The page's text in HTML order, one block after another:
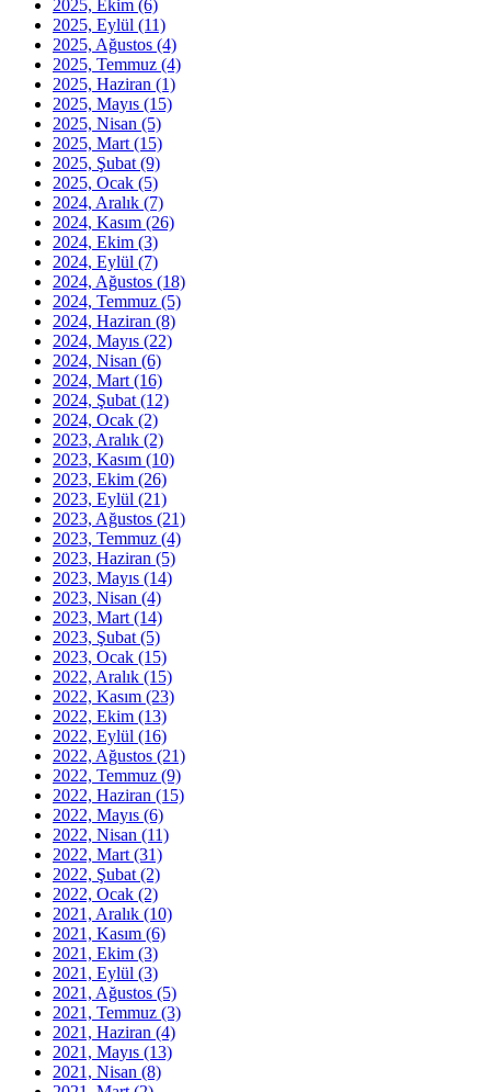
2025, Ekim (6)
2025, Eylül (11)
2025, Ağustos (4)
2025, Temmuz (4)
2025, Haziran (1)
2025, Mayıs (15)
2025, Nisan (5)
2025, Mart (15)
2025, Şubat (9)
2025, Ocak (5)
2024, Aralık (7)
2024, Kasım (26)
2024, Ekim (3)
2024, Eylül (7)
2024, Ağustos (18)
2024, Temmuz (5)
2024, Haziran (8)
2024, Mayıs (22)
2024, Nisan (6)
2024, Mart (16)
2024, Şubat (12)
2024, Ocak (2)
2023, Aralık (2)
2023, Kasım (10)
2023, Ekim (26)
2023, Eylül (21)
2023, Ağustos (21)
2023, Temmuz (4)
2023, Haziran (5)
2023, Mayıs (14)
2023, Nisan (4)
2023, Mart (14)
2023, Şubat (5)
2023, Ocak (15)
2022, Aralık (15)
2022, Kasım (23)
2022, Ekim (13)
2022, Eylül (16)
2022, Ağustos (21)
2022, Temmuz (9)
2022, Haziran (15)
2022, Mayıs (6)
2022, Nisan (11)
2022, Mart (31)
2022, Şubat (2)
2022, Ocak (2)
2021, Aralık (10)
2021, Kasım (6)
2021, Ekim (3)
2021, Eylül (3)
2021, Ağustos (5)
2021, Temmuz (3)
2021, Haziran (4)
2021, Mayıs (13)
2021, Nisan (8)